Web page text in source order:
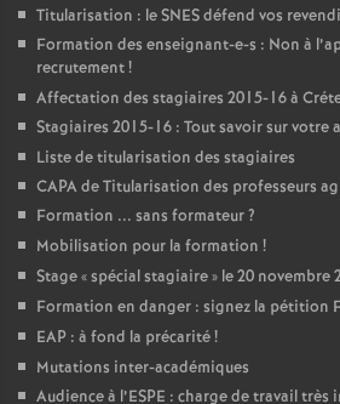
Titularisation : leSNESdéfend vos
Formation des enseignant-e-s : Non à
recrutement!
Affectation des stagiaires 2015-16 à
Stagiaires 2015-16 : Tout savoir sur votre
Liste de titularisation des stagiaires
CAPAde Titularisation des professeurs
Formation ... sans formateur?
Mobilisation pour la formation !
Stage «spécial stagiaire» le 20 novembre
Formation en danger : signez la pétition
EAP : à fond la précarité!
Mutations inter-académiques
Audience à l’ESPE : charge de travail très